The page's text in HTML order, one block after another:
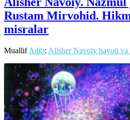
Rustam Mirvohid.
misralar
MuallifAdib: Alisher Navoiy hayoti va